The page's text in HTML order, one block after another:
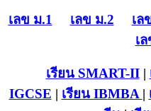
เลข ม.1 เลข ม.2 เล
เ
เรียน SMART-II|
IGCSE | เรียน IBMBA |